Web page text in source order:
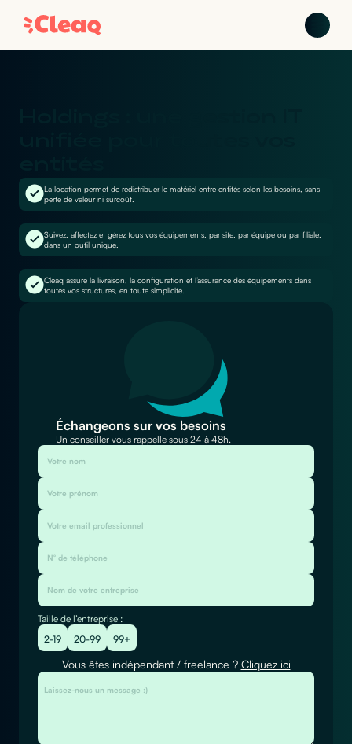
La location permet de redistribuer le matériel entre entités selon les besoins, sans
perte de valeur ni surcoût.
Suivez, affectez et gérez tous vos équipements, par site, par équipe ou par filiale,
dans un outil unique.
Cleaq assure la livraison, la configuration et l’assurance des équipements dans
toutes vos structures, en toute simplicité.
Échangeons sur vos besoins
Un conseiller vous rappelle sous 24 à 48h.
Taille de l’entreprise :
2-19
20-99 99+
Vous êtes indépendant / freelance ? Cliquez ici